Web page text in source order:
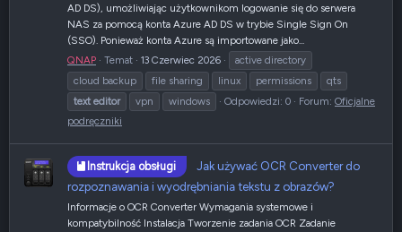
AD DS), umożliwiając użytkownikom logowanie się do serwera
NAS za pomocą konta Azure AD DS w trybie Single Sign On
(SSO). Ponieważ konta Azure są importowane jako...
QNAP
Temat 13 Czerwiec 2026
active directory
cloud backup
file sharing linux permissions
qts
text editor vpn windows Odpowiedzi: 0 Forum: Oficjalne
podręczniki
Instrukcja obsługi
Jak używać OCR Converter do
rozpoznawania i wyodrębniania tekstu z obrazów?
Informacje o OCR Converter Wymagania systemowe i
kompatybilność Instalacja Tworzenie zadania OCR Zadanie